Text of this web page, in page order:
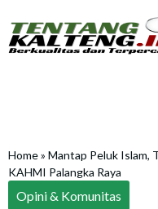
Home» Mantap Peluk Islam,
KAHMI Palangka Raya
Opini & Komunitas